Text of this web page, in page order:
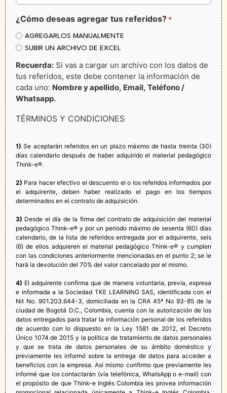
¿Cómo deseas agregar tus referidos? *
AGREGARLOS MANUALMENTE
SUBIR UN ARCHIVO DE EXCEL
Recuerda: Si vas a cargar un archivo con los datos de
tus referidos, este debe contener la información de
cada uno: Nombre y apellido, Email, Teléfono /
Whatsapp.
TÉRMINOS Y CONDICIONES
1) Se aceptarán referidos en un plazo máximo de hasta treinta (30)
días calendario después de haber adquirido el material pedagógico
Think-e®.
2) Para hacer efectivo el descuento el o los referidos informados por
el adquirente, deben haber realizado el pago en los tiempos
determinados en el contrato de adquisición.​
3) Desde el día de la firma del contrato de adquisición del material
pedagógico Think-e® y por un periodo máximo de sesenta (60) días
calendario, de la lista de referidos entregada por el adquirente, seis
(6) de ellos adquieren el material pedagógico Think-e® y cumplen
con las condiciones anteriormente mencionadas en el punto 2; se le
hará la devolución del 70% del valor cancelado por el mismo.​ ​
4) El adquirente confirma que de manera voluntaria, previa, expresa
e informada a la Sociedad TKE LEARNING SAS, identificada con el
Nit No. 901.203.644-3, domiciliada en la CRA 45ª No 93-85 de la
ciudad de Bogotá D.C., Colombia, cuenta con la autorización de los
datos entregados para tratar la información personal de los referidos
de acuerdo con lo dispuesto en la Ley 1581 de 2012, el Decreto
Único 1074 de 2015 y la política de tratamiento de datos personales
y que se trata de datos personales de su ámbito doméstico y
previamente les informó sobre la entrega de datos para acceder a
beneficios con la empresa. Así mismo confirmo que previamente les
informé que los contactarán (vía telefónica, WhatsApp o e-mail) con
el propósito de que Think-e Inglés Colombia les provea información